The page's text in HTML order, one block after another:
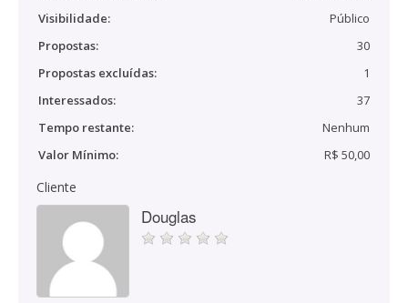
Visibilidade:
Público
Propostas:
30
Propostas excluídas:
1
Interessados:
37
Tempo restante:
Nenhum
Valor Mínimo:
R$ 50,00
Cliente
Douglas